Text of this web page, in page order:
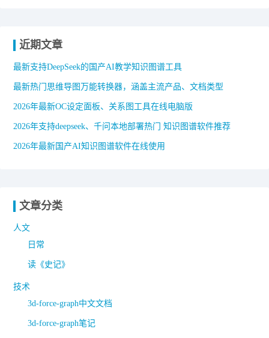
近期文章
最新支持DeepSeek的国产AI教学知识图谱工具
最新热门思维导图万能转换器，涵盖主流产品、文档类型
2026年最新OC设定面板、关系图工具在线电脑版
2026年支持deepseek、千问本地部署热门 知识图谱软件推荐
2026年最新国产AI知识图谱软件在线使用
文章分类
人文
日常
读《史记》
技术
3d-force-graph中文文档
3d-force-graph笔记